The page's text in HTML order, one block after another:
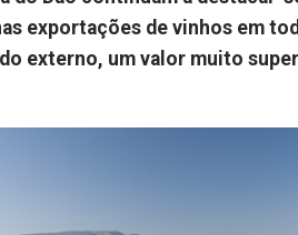
exportações de vinhos em
externo, um valor muito